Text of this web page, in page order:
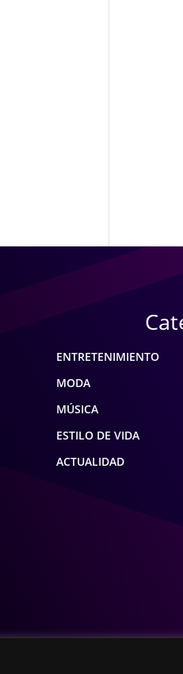
ENTRETENIMIENTO
MODA
MÚSICA
ESTILO DE VIDA
ACTUALIDAD